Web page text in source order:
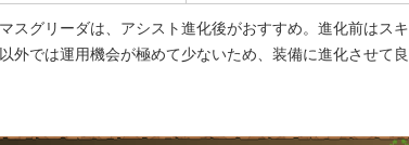
スグリーダは、アシスト進化後がおすすめ。進化前はスキ
外では運用機会が極めて少ないため、装備に進化させて良